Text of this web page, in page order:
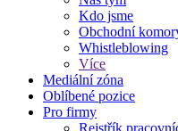
Kdo jsme
Obchodní
Whistleblowing
Více
Mediální zóna
Oblíbené pozice
Pro firmy
Rejstřík